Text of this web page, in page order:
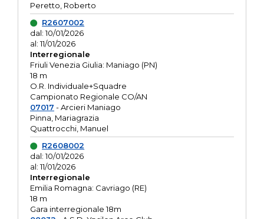
Peretto, Roberto
R2607002
dal: 10/01/2026
al: 11/01/2026
Interregionale
Friuli Venezia Giulia: Maniago (PN)
18 m
O.R. Individuale+Squadre
Campionato Regionale CO/AN
07017 - Arcieri Maniago
Pinna, Mariagrazia
Quattrocchi, Manuel
R2608002
dal: 10/01/2026
al: 11/01/2026
Interregionale
Emilia Romagna: Cavriago (RE)
18 m
Gara interregionale 18m